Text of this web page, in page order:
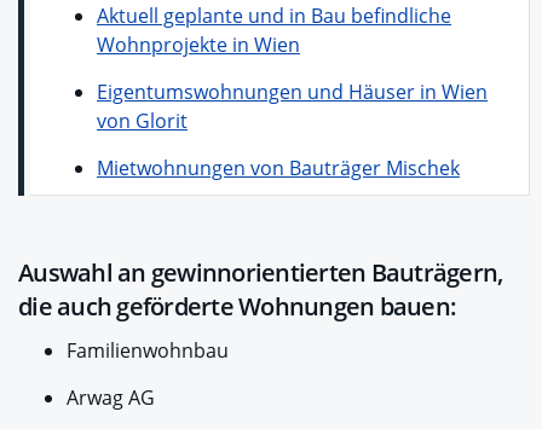
Aktuell geplante und in Bau befindliche
Wohnprojekte in Wien
Eigentumswohnungen und Häuser in Wien
von Glorit
Mietwohnungen von Bauträger Mischek
Auswahl an gewinnorientierten Bauträgern,
die auch geförderte Wohnungen bauen:
Familienwohnbau
Arwag AG